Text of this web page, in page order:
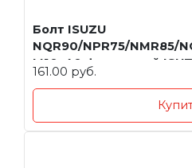
Болт ISUZU
NQR90/NPR75/NMR85/
M10x40 фланцевый
161.00 руб.